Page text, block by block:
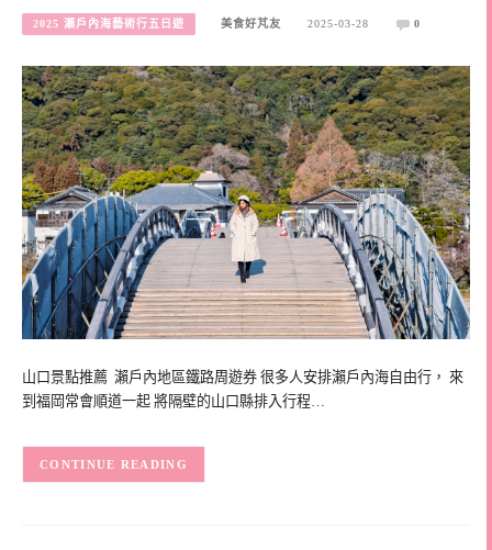
2025 瀨戶內海藝術行五日遊 美食好芃友 2025-03-28 0
山口景點推薦 瀨戶內地區鐵路周遊券 很多人安排瀨戶內海自由行， 來
到福岡常會順道一起 將隔壁的山口縣排入行程…
CONTINUE READING